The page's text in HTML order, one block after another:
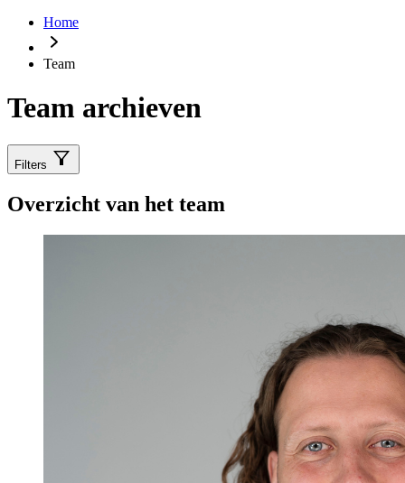
Home
Team
Team archieven
Filters
Overzicht van het team